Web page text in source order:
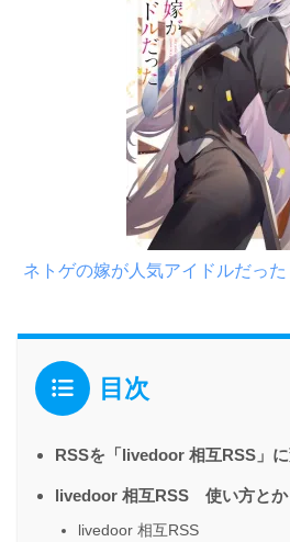
ネトゲの嫁が人気アイドルだった
目次
RSSを「livedoor 相互RSS」
livedoor 相互RSS 使い方とか
livedoor 相互RSS